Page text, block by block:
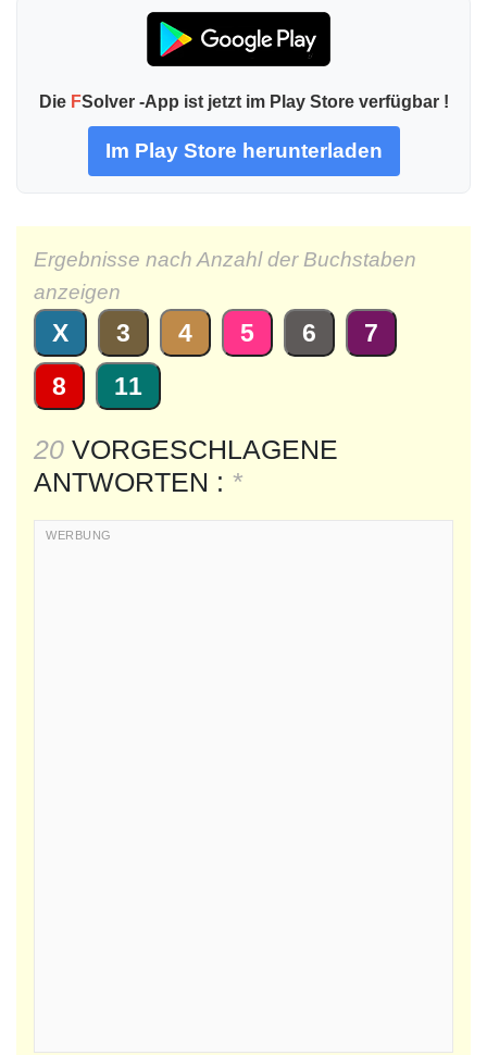
Die FSolver -App ist jetzt im Play Store verfügbar !
Im Play Store herunterladen
Ergebnisse nach Anzahl der Buchstaben
anzeigen
X 3 4 5 6
7
8
11
20 VORGESCHLAGENE
ANTWORTEN : *